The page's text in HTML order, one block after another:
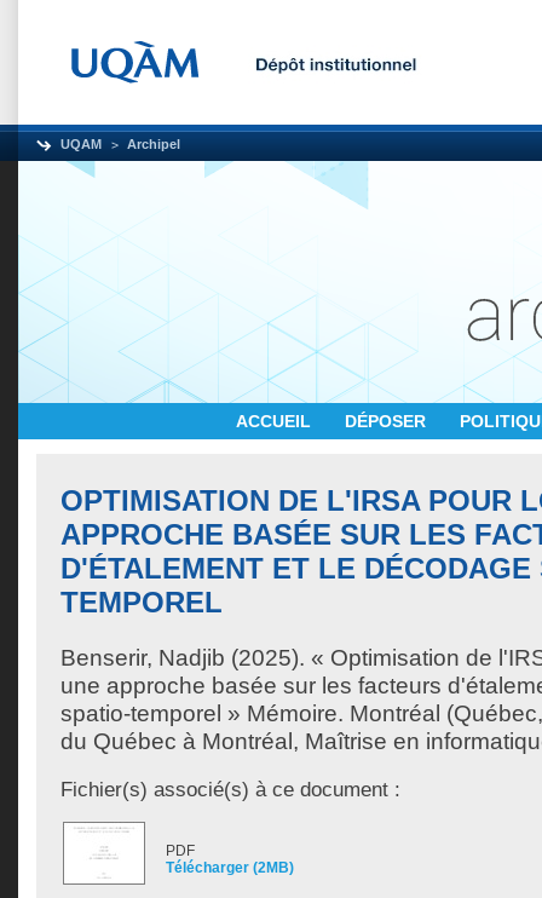
UQAM Archipel
ACCUEIL DÉPOSER
OPTIMISATION DE L'IRSA POUR
APPROCHE BASÉE SUR LES
D'ÉTALEMENT ET LE DÉCODAGE
TEMPOREL
Benserir, Nadjib (2025). « Optimisation de
une approche basée sur les facteurs
spatio-temporel » Mémoire. Montréal
du Québec à Montréal, Maîtrise en
Fichier(s) associé(s) à ce document :
PDF
Télécharger (2MB)